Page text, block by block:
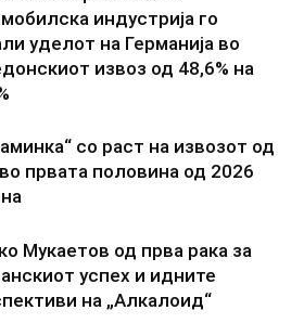
индустрија го
уделот на Германија во
извоз од 48,6% на
со раст на извозот од
првата половина од 2026
Мукаетов од прва рака за
успех и идните
на „Алкалоид“